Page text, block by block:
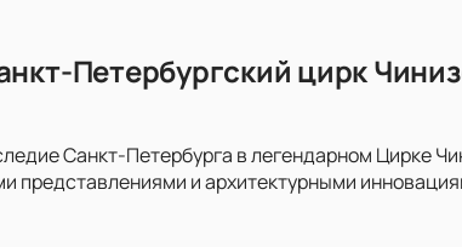
Петербургский цирк
Санкт-Петербурга в легендарном Цирке
представлениями и архитектурными